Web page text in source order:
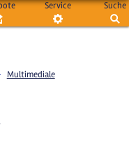
Service Suche
Multimediale